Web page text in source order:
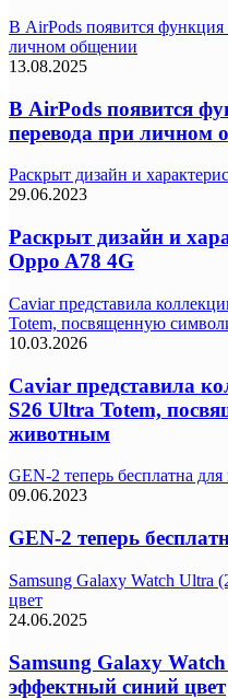
В AirPods появится
личном общении
13.08.2025
В AirPods появится
перевода при личном
Раскрыт дизайн и
29.06.2023
Раскрыт дизайн и
Oppo A78 4G
Caviar представила
Totem, посвященную
10.03.2026
Caviar представила
S26 Ultra Totem,
животным
GEN-2 теперь бесплатна для
09.06.2023
GEN-2 теперь
Samsung Galaxy Watch Ultra
цвет
24.06.2025
Samsung Galaxy
эффектный синий цвет